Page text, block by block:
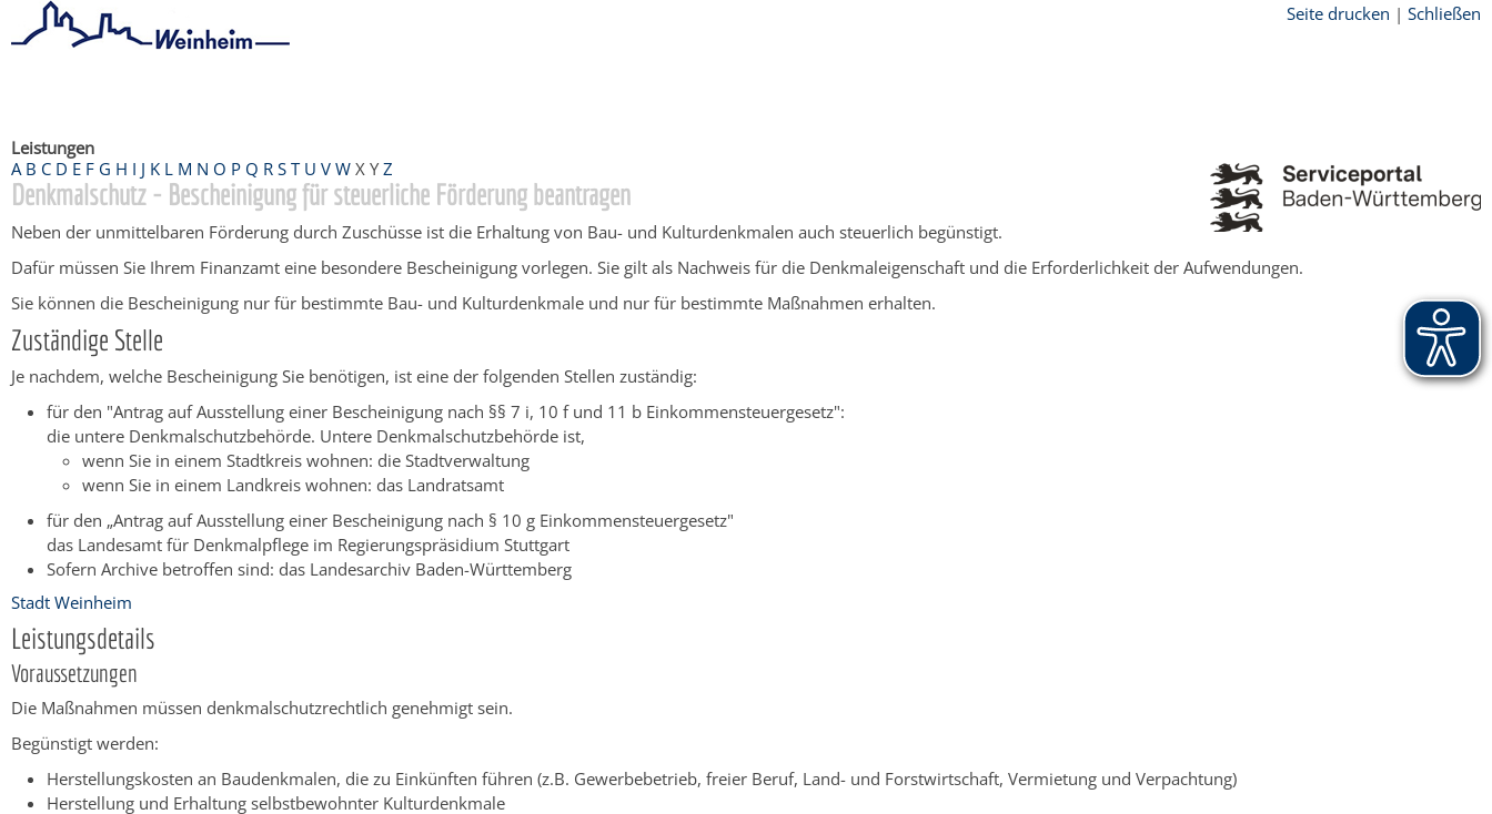
Seite drucken | Schließen
Leistungen
A B C D E F G H I J K L M N O P Q R S T U V W X Y Z
Denkmalschutz - Bescheinigung für steuerliche Förderung beantragen
Neben der unmittelbaren Förderung durch Zuschüsse ist die Erhaltung von Bau- und Kulturdenkmalen auch steuerlich begünstigt.
Dafür müssen Sie Ihrem Finanzamt eine besondere Bescheinigung vorlegen. Sie gilt als Nachweis für die Denkmaleigenschaft und die Erforderlichkeit der Aufwendungen.
Sie können die Bescheinigung nur für bestimmte Bau- und Kulturdenkmale und nur für bestimmte Maßnahmen erhalten.
Zuständige Stelle
Je nachdem, welche Bescheinigung Sie benötigen, ist eine der folgenden Stellen zuständig:
für den "Antrag auf Ausstellung einer Bescheinigung nach §§ 7 i, 10 f und 11 b Einkommensteuergesetz":
die untere Denkmalschutzbehörde. Untere Denkmalschutzbehörde ist,
wenn Sie in einem Stadtkreis wohnen: die Stadtverwaltung
wenn Sie in einem Landkreis wohnen: das Landratsamt
für den „Antrag auf Ausstellung einer Bescheinigung nach § 10 g Einkommensteuergesetz"
das Landesamt für Denkmalpflege im Regierungspräsidium Stuttgart
Sofern Archive betroffen sind: das Landesarchiv Baden-Württemberg
Stadt Weinheim
Leistungsdetails
Voraussetzungen
Die Maßnahmen müssen denkmalschutzrechtlich genehmigt sein.
Begünstigt werden:
Herstellungskosten an Baudenkmalen, die zu Einkünften führen (z.B. Gewerbebetrieb, freier Beruf, Land- und Forstwirtschaft, Vermietung und Verpachtung)
Herstellung und Erhaltung selbstbewohnter Kulturdenkmale